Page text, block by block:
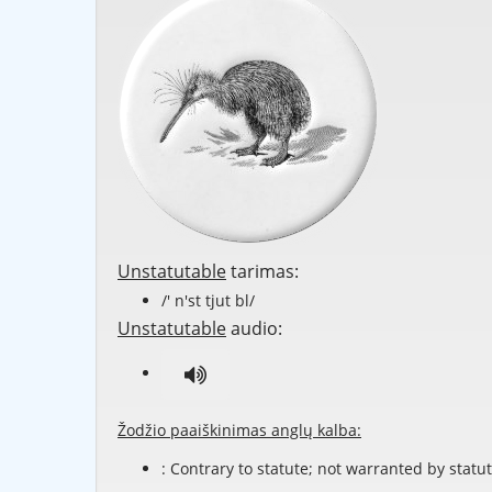
Unstatutabletarimas:
/' n'st tjut bl/
Unstatutableaudio:
Žodžio paaiškinimas anglų kalba:
: Contrary to statute; not warranted by